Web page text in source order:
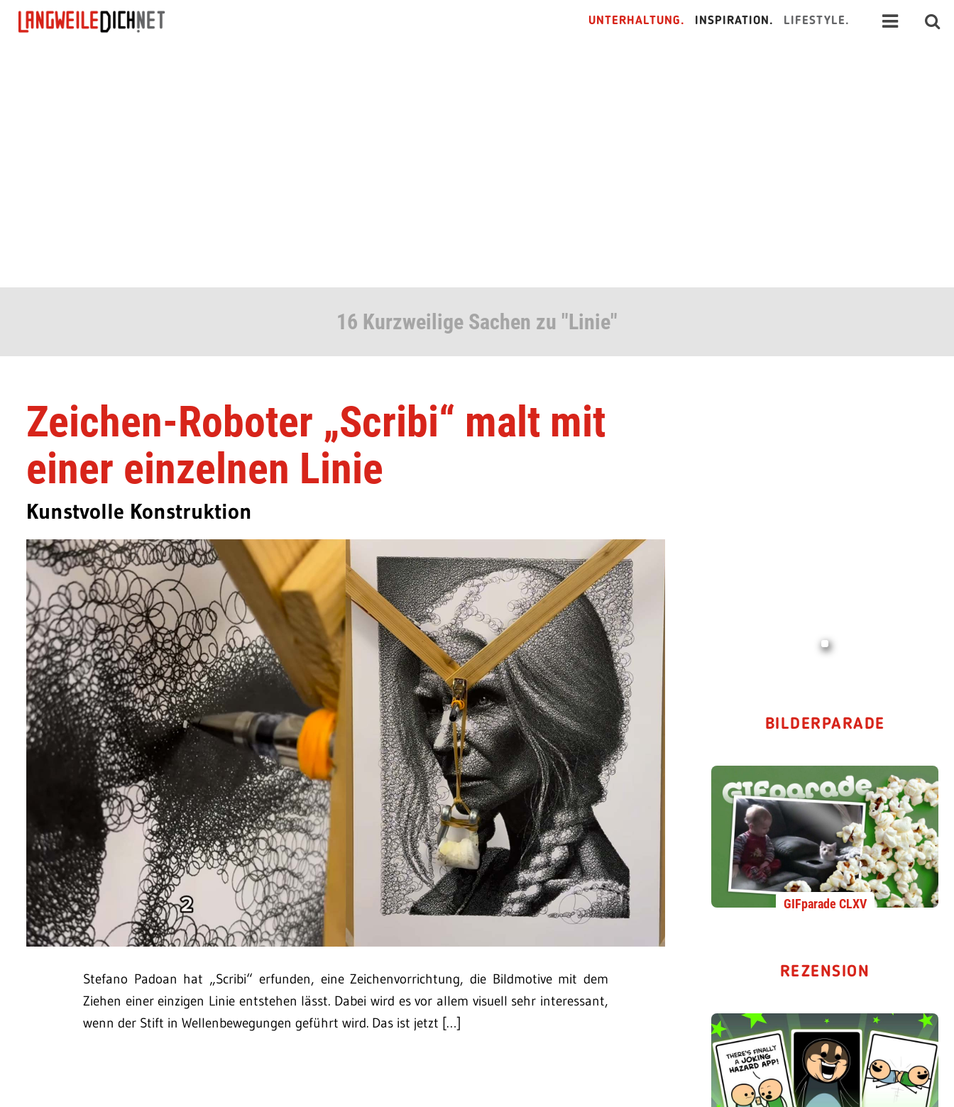
UNTERHALTUNG. INSPIRATION. LIFESTYLE.
16 Kurzweilige Sachen zu "Linie"
Zeichen-Roboter „Scribi“ malt mit
einer einzelnen Linie
Kunstvolle Konstruktion
Stefano Padoan hat „Scribi“ erfunden, eine Zeichenvorrichtung, die Bildmotive mit dem
Ziehen einer einzigen Linie entstehen lässt. Dabei wird es vor allem visuell sehr interessant,
wenn der Stift in Wellenbewegungen geführt wird. Das ist jetzt […]
BILDERPARADE
GIFparade CLXV
REZENSION